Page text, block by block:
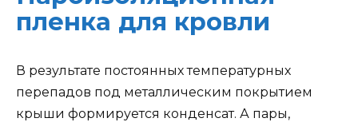
пленка для кровли
В результате постоянных температурных
перепадов под металлическим покрытием
крыши формируется конденсат. А пары,